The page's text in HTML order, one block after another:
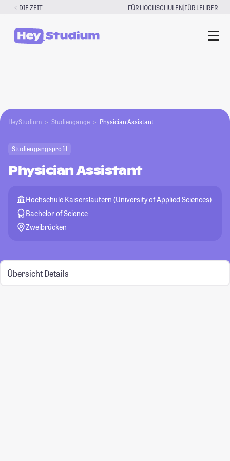
Zum
springen
DIE ZEIT FÜR HOCHSCHULEN|FÜR LEHRER
HeyStudium Studiengänge Physician Assistant
Studiengangsprofil
Physician Assistant
Hochschule Kaiserslautern (University of Applied Sciences)
Bachelor of Science
Zweibrücken
Übersicht Details